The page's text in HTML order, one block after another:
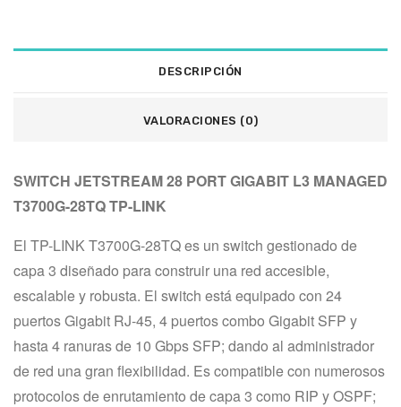
DESCRIPCIÓN
VALORACIONES (0)
SWITCH JETSTREAM 28 PORT GIGABIT L3 MANAGED
T3700G-28TQ TP-LINK
El TP-LINK T3700G-28TQ es un switch gestionado de
capa 3 diseñado para construir una red accesible,
escalable y robusta. El switch está equipado con 24
puertos Gigabit RJ-45, 4 puertos combo Gigabit SFP y
hasta 4 ranuras de 10 Gbps SFP; dando al administrador
de red una gran flexibilidad. Es compatible con numerosos
protocolos de enrutamiento de capa 3 como RIP y OSPF;